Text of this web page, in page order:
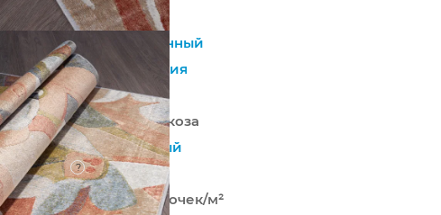
Вискоза
Современный
Абстракция
Бельгия
100% Вискоза
Машинный
?
Средний
800 000 точек/м²